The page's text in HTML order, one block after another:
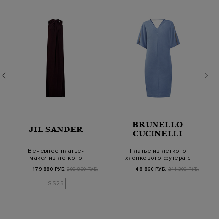
JIL SANDER
Вечернее платье-
макси из легкого
со…
179 880 РУБ. 299 800 РУБ.
SS25
BRUNELLO
CUCINELLI
Платье из легкого
хлопкового футера с
48 860 РУБ. 244 300 РУБ.